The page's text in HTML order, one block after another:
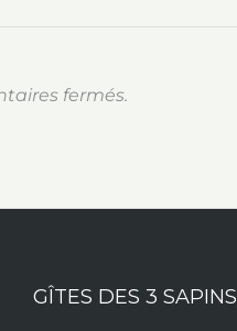
fermés.
GÎTES DES 3 SAPINS